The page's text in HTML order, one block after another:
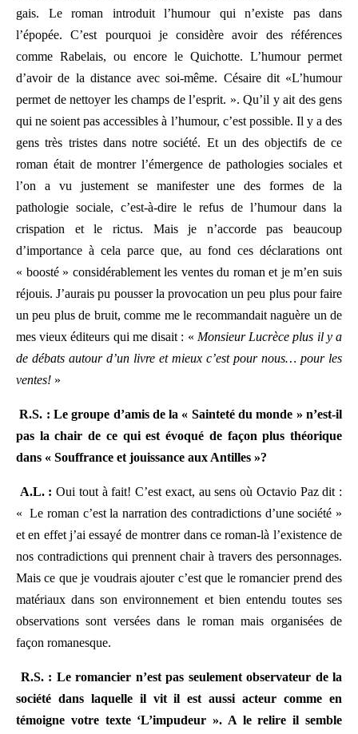
gais. Le roman introduit l’humour qui n’existe pas dans
l’épopée. C’est pourquoi je considère avoir des références
comme Rabelais, ou encore le Quichotte. L’humour permet
d’avoir de la distance avec soi-même. Césaire dit «L’humour
permet de nettoyer les champs de l’esprit. ». Qu’il y ait des gens
qui ne soient pas accessibles à l’humour, c’est possible. Il y a des
gens très tristes dans notre société. Et un des objectifs de ce
roman était de montrer l’émergence de pathologies sociales et
l’on a vu justement se manifester une des formes de la
pathologie sociale, c’est-à-dire le refus de l’humour dans la
crispation et le rictus. Mais je n’accorde pas beaucoup
d’importance à cela parce que, au fond ces déclarations ont
« boosté » considérablement les ventes du roman et je m’en suis
réjouis. J’aurais pu pousser la provocation un peu plus pour faire
un peu plus de bruit, comme me le recommandait naguère un de
mes vieux éditeurs qui me disait : « Monsieur Lucrèce plus il y a
de débats autour d’un livre et mieux c’est pour nous… pour les
ventes! »
R.S. : Le groupe d’amis de la « Sainteté du monde » n’est-il
pas la chair de ce qui est évoqué de façon plus théorique
dans « Souffrance et jouissance aux Antilles »?
A.L. :Oui tout à fait! C’est exact, au sens où Octavio Paz dit :
« Le roman c’est la narration des contradictions d’une société »
et en effet j’ai essayé de montrer dans ce roman-là l’existence de
nos contradictions qui prennent chair à travers des personnages.
Mais ce que je voudrais ajouter c’est que le romancier prend des
matériaux dans son environnement et bien entendu toutes ses
observations sont versées dans le roman mais organisées de
façon romanesque.
R.S. : Le romancier n’est pas seulement observateur de la
société dans laquelle il vit il est aussi acteur comme en
témoigne votre texte ‘L’impudeur ». A le relire il semble